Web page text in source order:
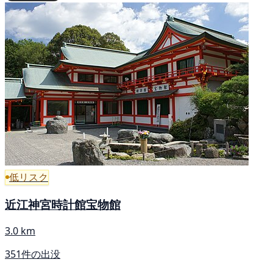
低リスク
近江神宮時計館宝物館
3.0 km
351件の出没